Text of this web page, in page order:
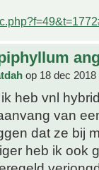
op 18 dec 2018
heb vnl
van
dat ze bij
heb ik ook